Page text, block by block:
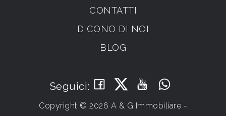
CONTATTI
DICONO DI NOI
BLOG
Seguici:
Copyright © 2026 A & G Immobiliare -